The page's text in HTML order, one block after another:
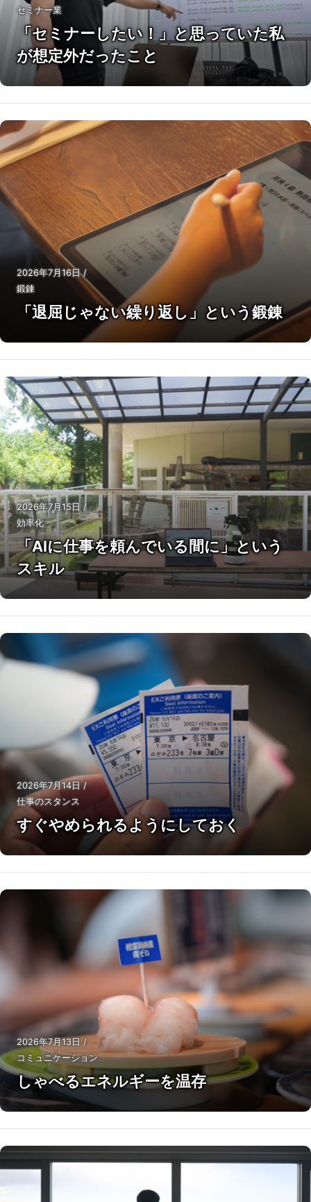
セミナー業
「セミナーしたい！」と思っていた私
が想定外だったこと
2026年7月16日/
鍛錬
「退屈じゃない繰り返し」という鍛錬
2026年7月15日/
効率化
「AIに仕事を頼んでいる間に」という
スキル
2026年7月14日/
仕事のスタンス
すぐやめられるようにしておく
2026年7月13日/
コミュニケーション
しゃべるエネルギーを温存